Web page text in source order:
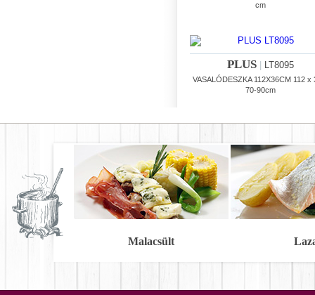
cm
PLUS| LT8095
VASALÓDESZKA 112X36CM 112 x
70-90cm
Malacsült